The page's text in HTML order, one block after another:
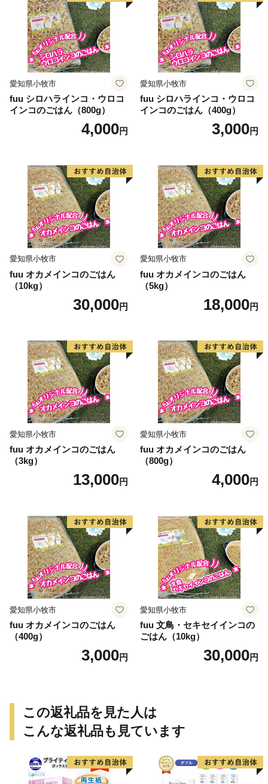
愛知県小牧市
fuu シロハラインコ・ウロコ
インコのごはん（800g）
4,000円
愛知県小牧市
fuu シロハラインコ・ウロコ
インコのごはん（400g）
3,000円
愛知県小牧市
fuu オカメインコのごはん
（10kg）
30,000円
愛知県小牧市
fuu オカメインコのごはん
（5kg）
18,000円
愛知県小牧市
fuu オカメインコのごはん
（3kg）
13,000円
愛知県小牧市
fuu オカメインコのごはん
（800g）
4,000円
愛知県小牧市
fuu オカメインコのごはん
（400g）
3,000円
愛知県小牧市
fuu 文鳥・セキセイインコの
ごはん（10kg）
30,000円
この返礼品を見た人は
こんな返礼品も見ています